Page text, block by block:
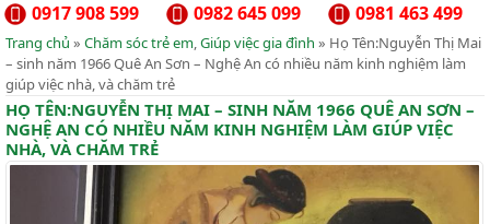
0981 463 499
0982 645 099
0917 908 599
Trang chủ » Chăm sóc trẻ em,Giúp việc gia đình » Họ Tên:Nguyễn Thị Mai
– sinh năm 1966 Quê An Sơn – Nghệ An có nhiều năm kinh nghiệm làm
giúp việc nhà, và chăm trẻ
HỌ TÊN:NGUYỄN THỊ MAI – SINH NĂM 1966 QUÊ AN SƠN –
NGHỆ AN CÓ NHIỀU NĂM KINH NGHIỆM LÀM GIÚP VIỆC
NHÀ, VÀ CHĂM TRẺ